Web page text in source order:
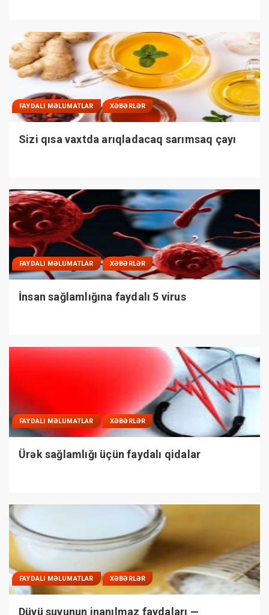
FAYDALI MƏLUMATLAR XƏBƏRLƏR
Sizi qısa vaxtda arıqladacaq sarımsaq çayı
FAYDALI MƏLUMATLAR XƏBƏRLƏR
İnsan sağlamlığına faydalı 5 virus
FAYDALI MƏLUMATLAR XƏBƏRLƏR
Ürək sağlamlığı üçün faydalı qidalar
FAYDALI MƏLUMATLAR XƏBƏRLƏR
Düyü suyunun inanılmaz faydaları —